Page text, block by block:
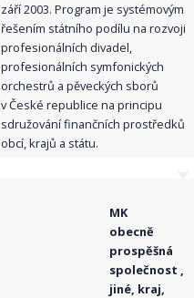
září 2003. Program je systémovým
řešením státního podílu na rozvoji
profesionálních divadel,
profesionálních symfonických
orchestrů a pěveckých sborů
v České republice na principu
sdružování finančních prostředků
obcí, krajů a státu.
MK
obecně
prospěšná
společnost ,
jiné, kraj,